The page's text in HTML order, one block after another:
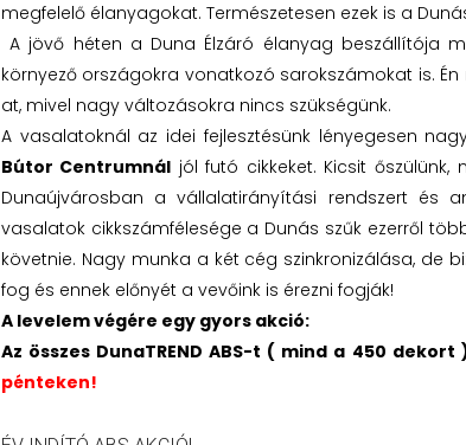
megfelelő élanyagokat. Természetesen ezek is a
A jövő héten a Duna Élzáró élanyag beszállítója
környező országokra vonatkozó sarokszámokat is.
at, mivel nagy változásokra nincs szükségünk.
A vasalatoknál az idei fejlesztésünk lényegesen
Bútor Centrumnál jól futó cikkeket. Kicsit
Dunaújvárosban a vállalatirányítási rendszert és
vasalatok cikkszámfélesége a Dunás szűk ezerről
követnie. Nagy munka a két cég szinkronizálása, de
fog és ennek előnyét a vevőink is érezni fogják!
A levelem végére egy gyors akció:
Az összes DunaTREND ABS-t ( mind a 450
pénteken!